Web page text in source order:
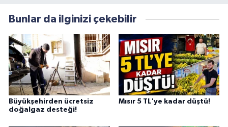
Bunlar da ilginizi çekebilir
Büyükşehirden ücretsiz
doğalgaz desteği!
Mısır 5 TL'ye kadar düştü!